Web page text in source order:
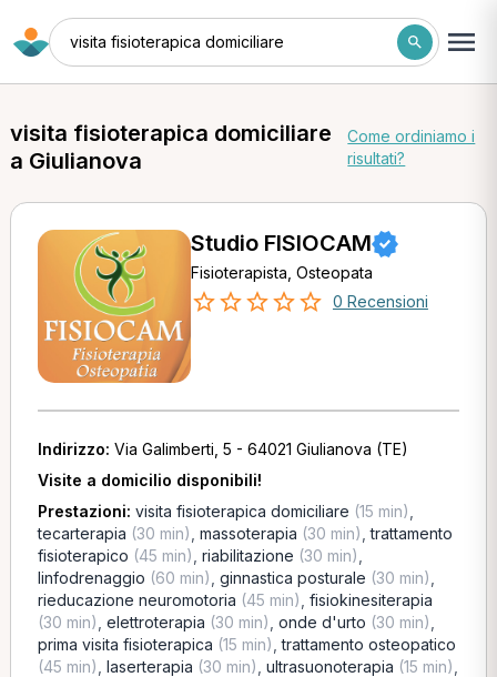
visita fisioterapica domiciliare
visita fisioterapica domiciliare
a Giulianova
Come ordiniamo i
risultati?
Studio FISIOCAM
Fisioterapista, Osteopata
0 Recensioni
Indirizzo: Via Galimberti, 5 - 64021 Giulianova (TE)
Visite a domicilio disponibili!
Prestazioni: visita fisioterapica domiciliare (15 min)
tecarterapia (30 min) massoterapia (30 min) ,trattamento
fisioterapico (45 min) riabilitazione (30 min)
linfodrenaggio (60 min) ginnastica posturale (30 min)
rieducazione neuromotoria (45 min) fisiokinesiterapia
(30 min) elettroterapia (30 min) onde d'urto (30 min)
prima visita fisioterapica (15 min) ,trattamento osteopatico
(45 min) laserterapia (30 min) ultrasuonoterapia (15 min)